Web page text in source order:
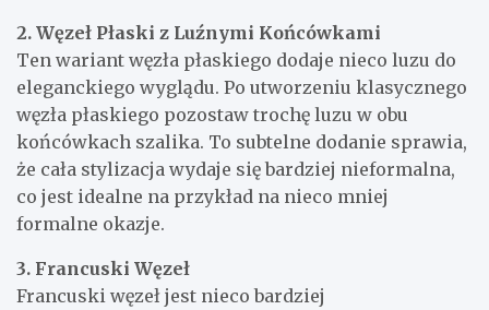
2. Węzeł Płaski z Luźnymi Końcówkami
Ten wariant węzła płaskiego dodaje nieco luzu do
eleganckiego wyglądu. Po utworzeniu klasycznego
węzła płaskiego pozostaw trochę luzu w obu
końcówkach szalika. To subtelne dodanie sprawia,
że cała stylizacja wydaje się bardziej nieformalna,
co jest idealne na przykład na nieco mniej
formalne okazje.
3. Francuski Węzeł
Francuski węzeł jest nieco bardziej